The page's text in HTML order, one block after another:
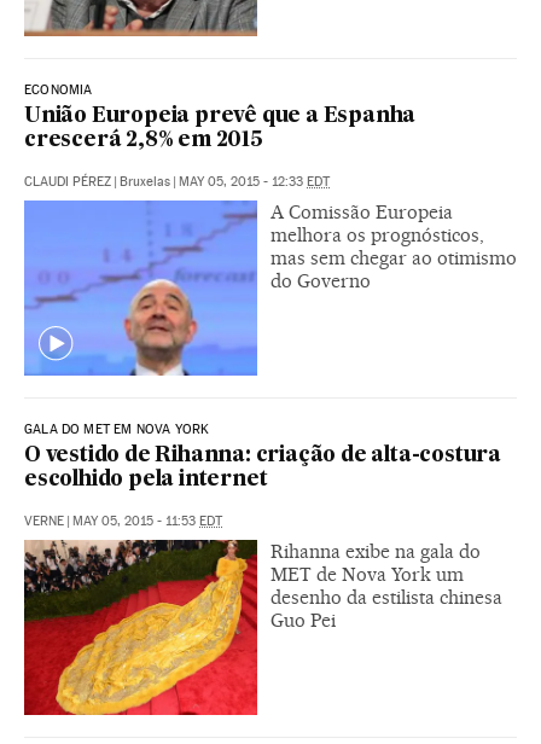
ECONOMIA
União Europeia prevê que a Espanha
crescerá 2,8% em 2015
CLAUDI PÉREZ | Bruxelas | MAY 05, 2015 - 12:33 EDT
A Comissão Europeia
melhora os prognósticos,
mas sem chegar ao otimismo
do Governo
GALA DO MET EM NOVA YORK
O vestido de Rihanna: criação de alta-costura
escolhido pela internet
VERNE | MAY 05, 2015 - 11:53 EDT
Rihanna exibe na gala do
MET de Nova York um
desenho da estilista chinesa
Guo Pei